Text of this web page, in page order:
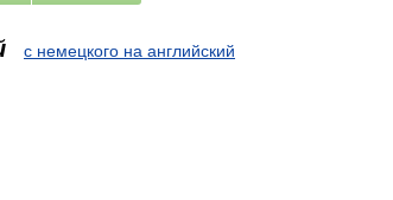
с немецкого на английский